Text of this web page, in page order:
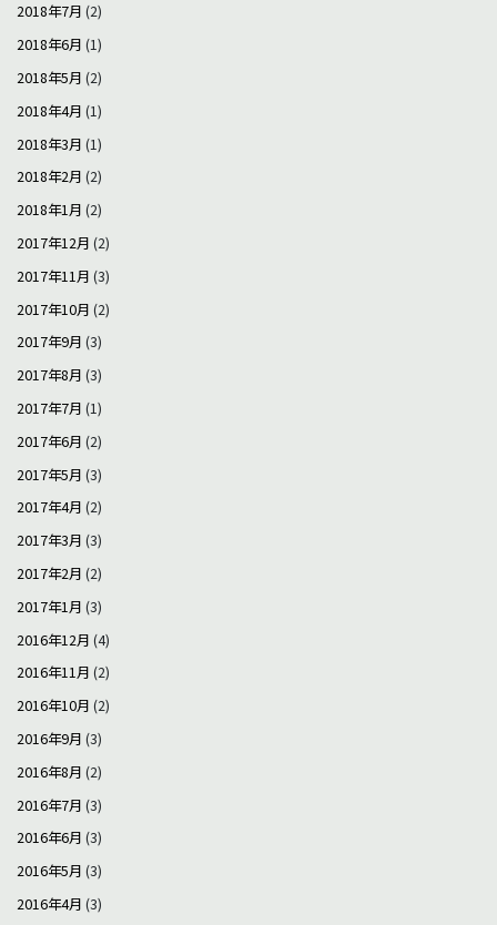
2018年7月 (2)
2018年6月 (1)
2018年5月 (2)
2018年4月 (1)
2018年3月 (1)
2018年2月 (2)
2018年1月 (2)
2017年12月 (2)
2017年11月 (3)
2017年10月 (2)
2017年9月 (3)
2017年8月 (3)
2017年7月 (1)
2017年6月 (2)
2017年5月 (3)
2017年4月 (2)
2017年3月 (3)
2017年2月 (2)
2017年1月 (3)
2016年12月 (4)
2016年11月 (2)
2016年10月 (2)
2016年9月 (3)
2016年8月 (2)
2016年7月 (3)
2016年6月 (3)
2016年5月 (3)
2016年4月 (3)